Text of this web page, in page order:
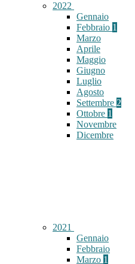
2022
Gennaio
Febbraio 1
Marzo
Aprile
Maggio
Giugno
Luglio
Agosto
Settembre 2
Ottobre 1
Novembre
Dicembre
2021
Gennaio
Febbraio
Marzo 1